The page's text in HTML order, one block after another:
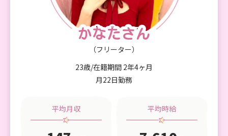
かなたさん
かなたさん
（フリーター）
23歳/在籍期間 2年4ヶ月
月22日勤務
平均月収 平均時給